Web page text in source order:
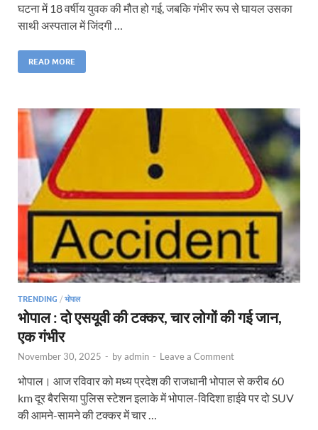
घटना में 18 वर्षीय युवक की मौत हो गई, जबकि गंभीर रूप से घायल उसका
साथी अस्पताल में जिंदगी …
READ MORE
TRENDING / भोपाल
भोपाल : दो एसयूवी की टक्कर, चार लोगों की गई जान,
एक गंभीर
November 30, 2025 - byadmin - Leave a Comment
भोपाल। आज रविवार को मध्य प्रदेश की राजधानी भोपाल से करीब 60
km दूर बैरसिया पुलिस स्टेशन इलाके में भोपाल-विदिशा हाईवे पर दो SUV
की आमने-सामने की टक्कर में चार …